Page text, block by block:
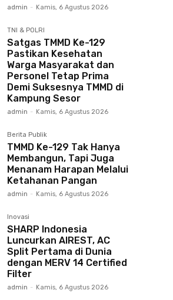
admin - Kamis, 6 Agustus 2026
TNI & POLRI
Satgas TMMD Ke-129
Pastikan Kesehatan
Warga Masyarakat dan
Personel Tetap Prima
Demi Suksesnya TMMD di
Kampung Sesor
admin - Kamis, 6 Agustus 2026
Berita Publik
TMMD Ke-129 Tak Hanya
Membangun, Tapi Juga
Menanam Harapan Melalui
Ketahanan Pangan
admin - Kamis, 6 Agustus 2026
Inovasi
SHARP Indonesia
Luncurkan AIREST, AC
Split Pertama di Dunia
dengan MERV 14 Certified
Filter
admin - Kamis, 6 Agustus 2026